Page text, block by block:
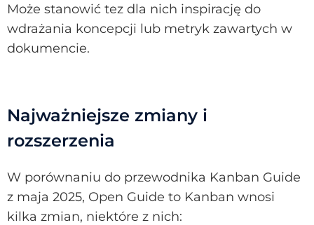
Może stanowić tez dla nich inspirację do
wdrażania koncepcji lub metryk zawartych w
dokumencie.
Najważniejsze zmiany i
rozszerzenia
W porównaniu do przewodnika Kanban Guide
z maja 2025, Open Guide to Kanban wnosi
kilka zmian, niektóre z nich: